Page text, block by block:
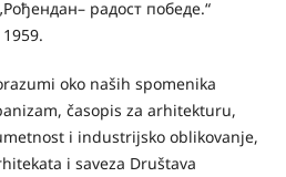
радост победе.“
oko naših spomenika
časopis za arhitekturu,
i industrijsko oblikovanje,
i saveza Društava